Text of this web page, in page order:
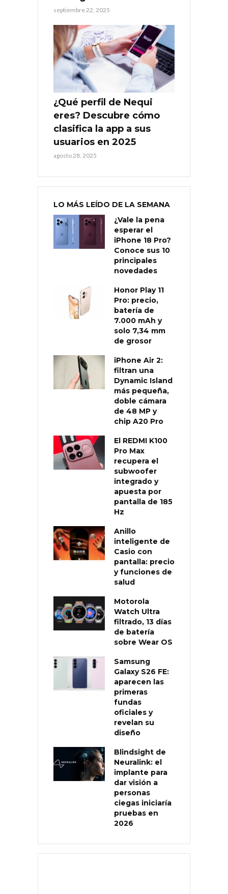
septiembre 22, 2025
¿Qué perfil de Nequi
eres? Descubre cómo
clasifica la app a sus
usuarios en 2025
agosto 28, 2025
LO MÁS LEÍDO DE LA SEMANA
¿Vale la pena
esperar el
iPhone 18 Pro?
Conoce sus 10
principales
novedades
Honor Play 11
Pro: precio,
batería de
7.000 mAh y
solo 7,34 mm
de grosor
iPhone Air 2:
filtran una
Dynamic Island
más pequeña,
doble cámara
de 48 MP y
chip A20 Pro
El REDMI K100
Pro Max
recupera el
subwoofer
integrado y
apuesta por
pantalla de 185
Hz
Anillo
inteligente de
Casio con
pantalla: precio
y funciones de
salud
Motorola
Watch Ultra
filtrado, 13 días
de batería
sobre Wear OS
Samsung
Galaxy S26 FE:
aparecen las
primeras
fundas
oficiales y
revelan su
diseño
Blindsight de
Neuralink: el
implante para
dar visión a
personas
ciegas iniciaría
pruebas en
2026